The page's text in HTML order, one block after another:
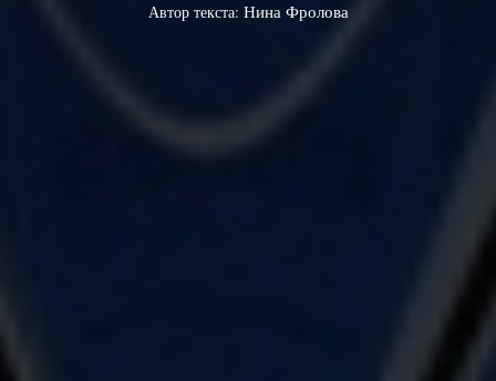
Автор текста: Нина Фролова